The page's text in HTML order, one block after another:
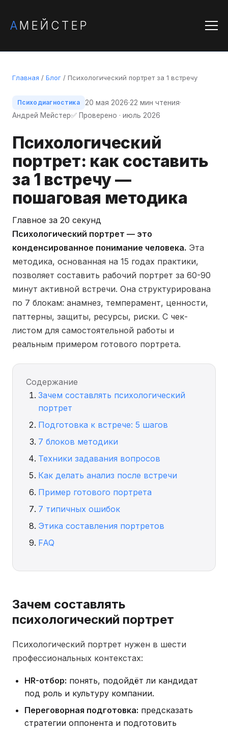
АМЕЙСТЕР
Главная / Блог / Психологический портрет за 1 встречу
Психодиагностика 20 мая 2026·22 мин чтения·
Андрей Мейстер✅ Проверено · июль 2026
Психологический
портрет: как составить
за 1 встречу —
пошаговая методика
Главное за 20 секунд
Психологический портрет — это
конденсированное понимание человека. Эта
методика, основанная на 15 годах практики,
позволяет составить рабочий портрет за 60-90
минут активной встречи. Она структурирована
по 7 блокам: анамнез, темперамент, ценности,
паттерны, защиты, ресурсы, риски. С чек-
листом для самостоятельной работы и
реальным примером готового портрета.
Содержание
Зачем составлять психологический
портрет
Подготовка к встрече: 5 шагов
7 блоков методики
Техники задавания вопросов
Как делать анализ после встречи
Пример готового портрета
7 типичных ошибок
Этика составления портретов
FAQ
Зачем составлять
психологический портрет
Психологический портрет нужен в шести
профессиональных контекстах:
HR-отбор: понять, подойдёт ли кандидат
под роль и культуру компании.
Переговорная подготовка: предсказать
стратегии оппонента и подготовить